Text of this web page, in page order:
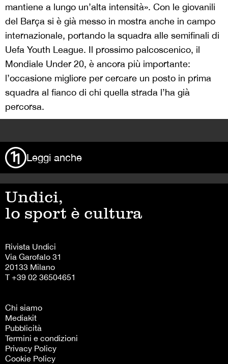
mantiene a lungo un’alta intensità». Con le giovanili
del Barça si è già messo in mostra anche in campo
internazionale, portando la squadra alle semifinali di
Uefa Youth League. Il prossimo palcoscenico, il
Mondiale Under 20, è ancora più importante:
l’occasione migliore per cercare un posto in prima
squadra al fianco di chi quella strada l’ha già
percorsa.
Leggi anche
Undici,
lo sport è cultura
Rivista Undici
Via Garofalo 31
20133 Milano
T +39 02 36504651
Chi siamo
Mediakit
Pubblicità
Termini e condizioni
Privacy Policy
Cookie Policy